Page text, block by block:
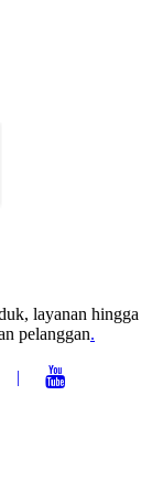
layanan hingga
pelanggan.